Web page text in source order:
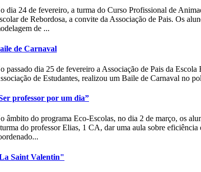
dia 24 de fevereiro, a turma do Curso Profissional de
de Rebordosa, a convite da Associação de Pais. Os
de ...
de Carnaval
passado dia 25 de fevereiro a Associação de Pais da
de Estudantes, realizou um Baile de Carnaval no
professor por um dia”
âmbito do programa Eco-Escolas, no dia 2 de março, os
do professor Elias, 1 CA, dar uma aula sobre
Saint Valentin"